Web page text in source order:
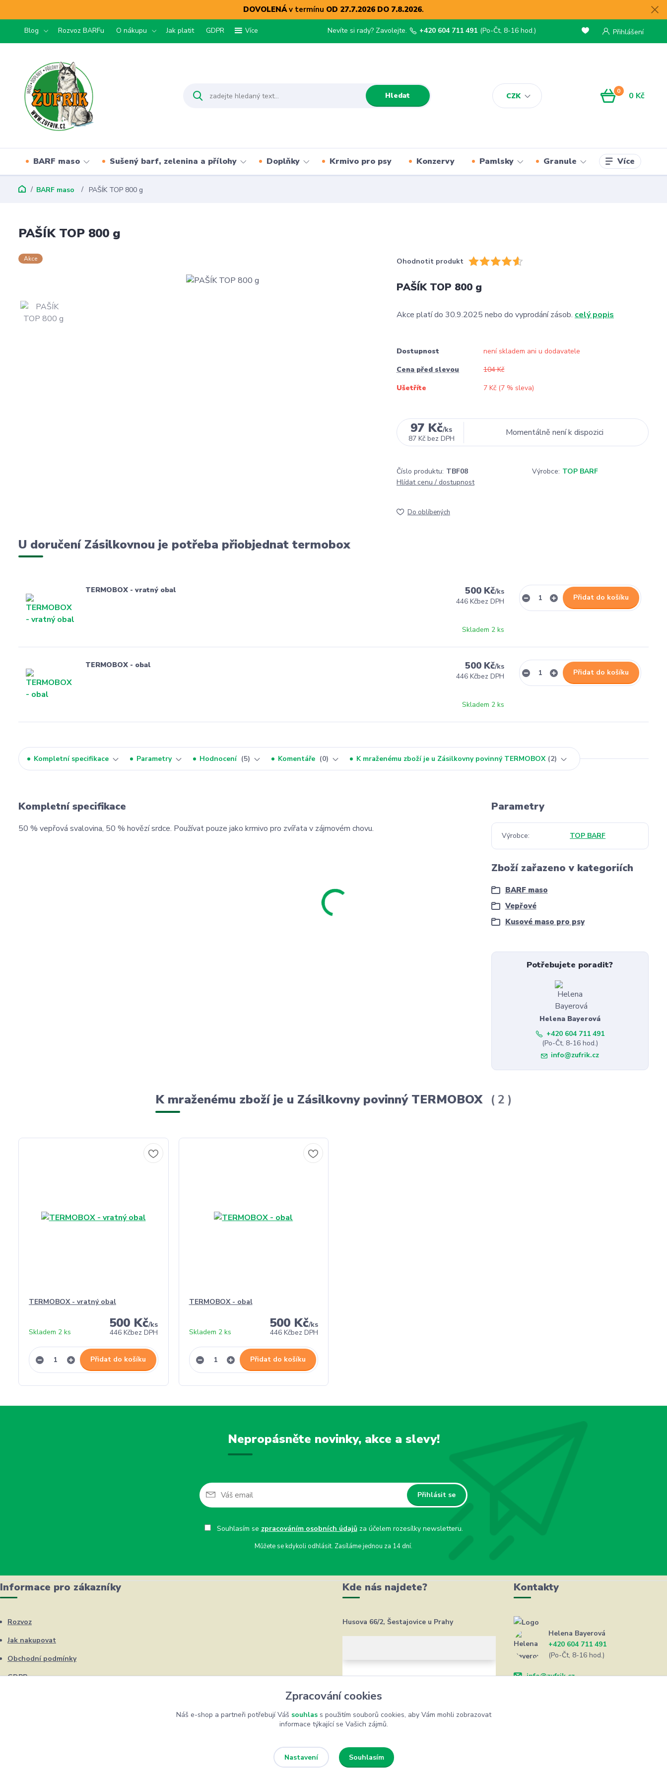
DOVOLENÁv termínu OD 27.7.2026 DO 7.8.2026.
Blog Rozvoz BARFu O nákupu Jak platit GDPR Více
CZK
Přihlášení
Hledat
Nevíte si rady? Zavolejte. +420 604 711 491 (Po-Čt, 8-16 hod.)
0 0 Kč
BARF maso Sušený barf, zelenina a přílohy Doplňky Krmivo pro psy Konzervy Pamlsky Granule Více
BARF maso PAŠÍK TOP 800 g
PAŠÍK TOP 800 g
Akce Ohodnotit produkt
PAŠÍK TOP 800 g
Akce platí do 30.9.2025 nebo do vyprodání zásob. celý popis
Dostupnost
není skladem ani u dodavatele
Cena před slevou
104 Kč
Ušetříte
7 Kč (7 % sleva)
97 Kč/ks
87 Kč bez DPH
Momentálně není k dispozici
Číslo produktu: TBF08 Výrobce: TOP BARF
Hlídat cenu / dostupnost
Do oblíbených
U doručení Zásilkovnou je potřeba přiobjednat termobox
TERMOBOX - vratný obal 500 Kč/ks
446 Kčbez DPH
Skladem 2 ks
Přidat do košíku
TERMOBOX - obal 500 Kč/ks
446 Kčbez DPH
Skladem 2 ks
Přidat do košíku
Kompletní specifikace Parametry Hodnocení 5 Komentáře 0 K mraženému zboží je u Zásilkovny povinný TERMOBOX 2
Kompletní specifikace
50 % vepřová svalovina, 50 % hovězí srdce. Používat pouze jako krmivo pro zvířata v zájmovém chovu.
Parametry
Výrobce TOP BARF
Zboží zařazeno v kategoriích
BARF maso
Vepřové
Kusové maso pro psy
Potřebujete poradit?
Helena Bayerová
+420 604 711 491
(Po-Čt, 8-16 hod.)
info@zufrik.cz
K mraženému zboží je u Zásilkovny povinný TERMOBOX 2
TERMOBOX - vratný obal
500 Kč/ks
446 Kčbez DPH
Skladem 2 ks
Přidat do košíku
TERMOBOX - obal
500 Kč/ks
446 Kčbez DPH
Skladem 2 ks
Přidat do košíku
Nepropásněte novinky, akce a slevy!
Přihlásit se
Souhlasím se zpracováním osobních údajůza účelem rozesílky newsletteru.
Můžete se kdykoli odhlásit. Zasíláme jednou za 14 dní.
Informace pro zákazníky
Rozvoz
Jak nakupovat
Obchodní podmínky
GDPR
Kde nás najdete?
Husova 66/2, Šestajovice u Prahy
Kontakty
Helena Bayerová
+420 604 711 491
(Po-Čt, 8-16 hod.)
info@zufrik.cz
Zpracování cookies
Náš e-shop a partneři potřebují Váš souhlass použitím souborů cookies, aby Vám mohli zobrazovat
informace týkající se Vašich zájmů.
Nastavení Souhlasím